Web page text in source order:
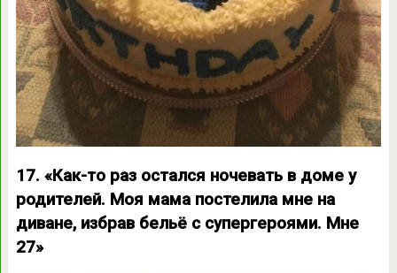
17. «Как-то раз остался ночевать в доме у
родителей. Моя мама постелила мне на
диване, избрав бельё с супергероями. Мне
27»